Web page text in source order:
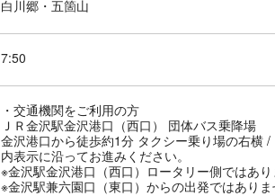
白川郷・五箇山
7:50
交通機関をご利用の方
ＪＲ金沢駅金沢港口（西口） 団体バス乗降場
金沢港口から徒歩約1分 タクシー乗り場の右横
内表示に沿ってお進みください。
※金沢駅金沢港口（西口）ロータリー側ではあり
※金沢駅兼六園口（東口）からの出発ではありま